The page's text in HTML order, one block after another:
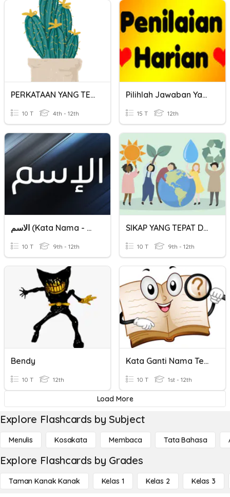
PERKATAAN YANG TEPAT BAGI AYAT
10 T 4th - 12th
Pilihlah Jawaban Yang Paling Tepat
15 T 12th
الاسم (Kata Nama - Benda)
10 T 9th - 12th
SIKAP YANG TEPAT DALAM MENJAGA LINGKUNGAN
10 T 9th - 12th
Bendy
10 T 12th
Kata Ganti Nama Tempat
10 T 1st - 12th
Load More
Explore Flashcards by Subject
Menulis Kosakata Membaca Tata Bahasa
Explore Flashcards by Grades
Taman Kanak Kanak Kelas 1 Kelas 2 Kelas 3